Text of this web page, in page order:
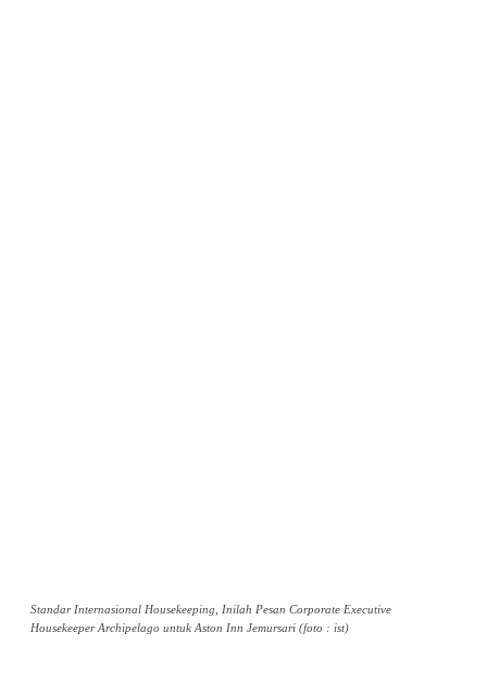
Standar Internasional Housekeeping, Inilah Pesan Corporate Executive
Housekeeper Archipelago untuk Aston Inn Jemursari (foto : ist)